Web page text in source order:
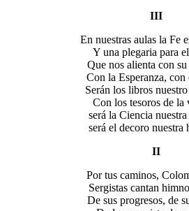
III
En nuestras aulas la Fe
Y una plegaria para
Que nos alienta con su
Con la Esperanza, con
Serán los libros
Con los tesoros de la
será la Ciencia
será el decoro nuestra
II
Por tus caminos,
Sergistas cantan
De sus progresos, de